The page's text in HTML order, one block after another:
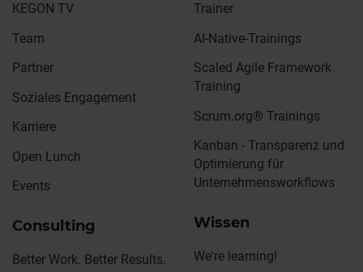
KEGON TV
Team
Partner
Soziales Engagement
Karriere
Open Lunch
Events
Consulting
Better Work. Better Results.
Trainer
AI-Native-Trainings
Scaled Agile Framework
Training
Scrum.org® Trainings
Kanban - Transparenz und
Optimierung für
Unternehmensworkflows
Wissen
We're learning!